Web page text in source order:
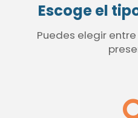
Escoge el
Puedes elegir